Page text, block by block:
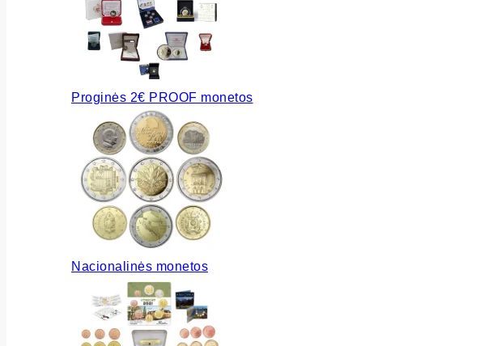
Proginės 2€ PROOF monetos
Nacionalinės monetos